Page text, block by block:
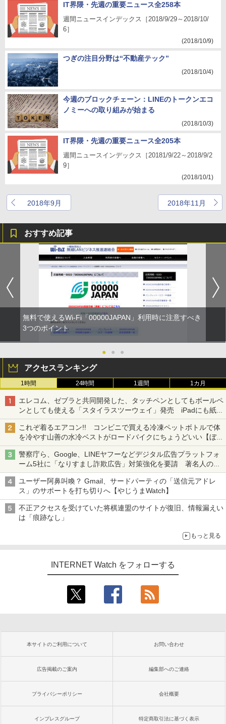
IT界隈・先週の重要ニュース全258本
週間ニュースインデックス［2018/9/29～2018/10/
6］
(2018/10/9)
つぎの注目分野は“不動産テック”
(2018/10/4)
今週のブロックチェーン：LINEのトークンエコ
ノミーへの取り組みが始まる
(2018/10/3)
IT界隈・先週の重要ニュース全205本
週間ニュースインデックス［20181/9/22～2018/9/2
9］
(2018/10/1)
2018年9月 2018年11月
おすすめ記事
無料で使えるWi-Fi「00000JAPAN」利用時に注意すべき
3つのポイント
● ● ●
アクセスランキング
1時間 24時間 1週間 1カ月
エレコム、ゼブラと共同開発した、タッチペンとしてもボールペ
ンとしても使える「スタイラスツーウェイ」発売 iPadにも紙に
も、持ち替えずに書き込める
これぞ着るエアコン!! コンビニで買える冷凍ペットボトルで体
を冷やす山善の水冷ベストがロードバイクにちょうどいい【ぼっ
ち・ざ・ろーど！その14】【空いた時間でなにしてる？】
警察庁ら、Google、LINEヤフーなどデジタル広告プラットフォ
ーム5社に「なりすまし詐欺広告」対策強化を要請 著名人の写
真や映像を使った投資詐欺などへの対策として
ユーザー阿鼻叫喚？ Gmail、サードパーティの「送信元アドレ
ス」のサポートを打ち切りへ【やじうまWatch】
不正アクセスを受けていた将棋連盟のサイトが復旧、情報漏えい
は「痕跡なし」
もっと見る
INTERNET Watch をフォローする
本サイトのご利用について お問い合わせ
広告掲載のご案内 編集部へのご連絡
プライバシーポリシー 会社概要
インプレスグループ 特定商取引法に基づく表示